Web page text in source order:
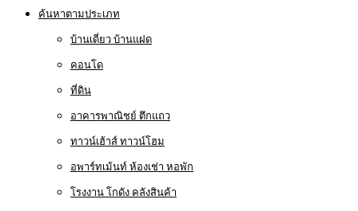
ค้นหาตามประเภท
บ้านเดี่ยว บ้านแฝด
คอนโด
ที่ดิน
อาคารพาณิชย์ ตึกแถว
ทาวน์เฮ้าส์ ทาวน์โฮม
อพาร์ทเม้นท์ ห้องเช่า หอพัก
โรงงาน โกดัง คลังสินค้า